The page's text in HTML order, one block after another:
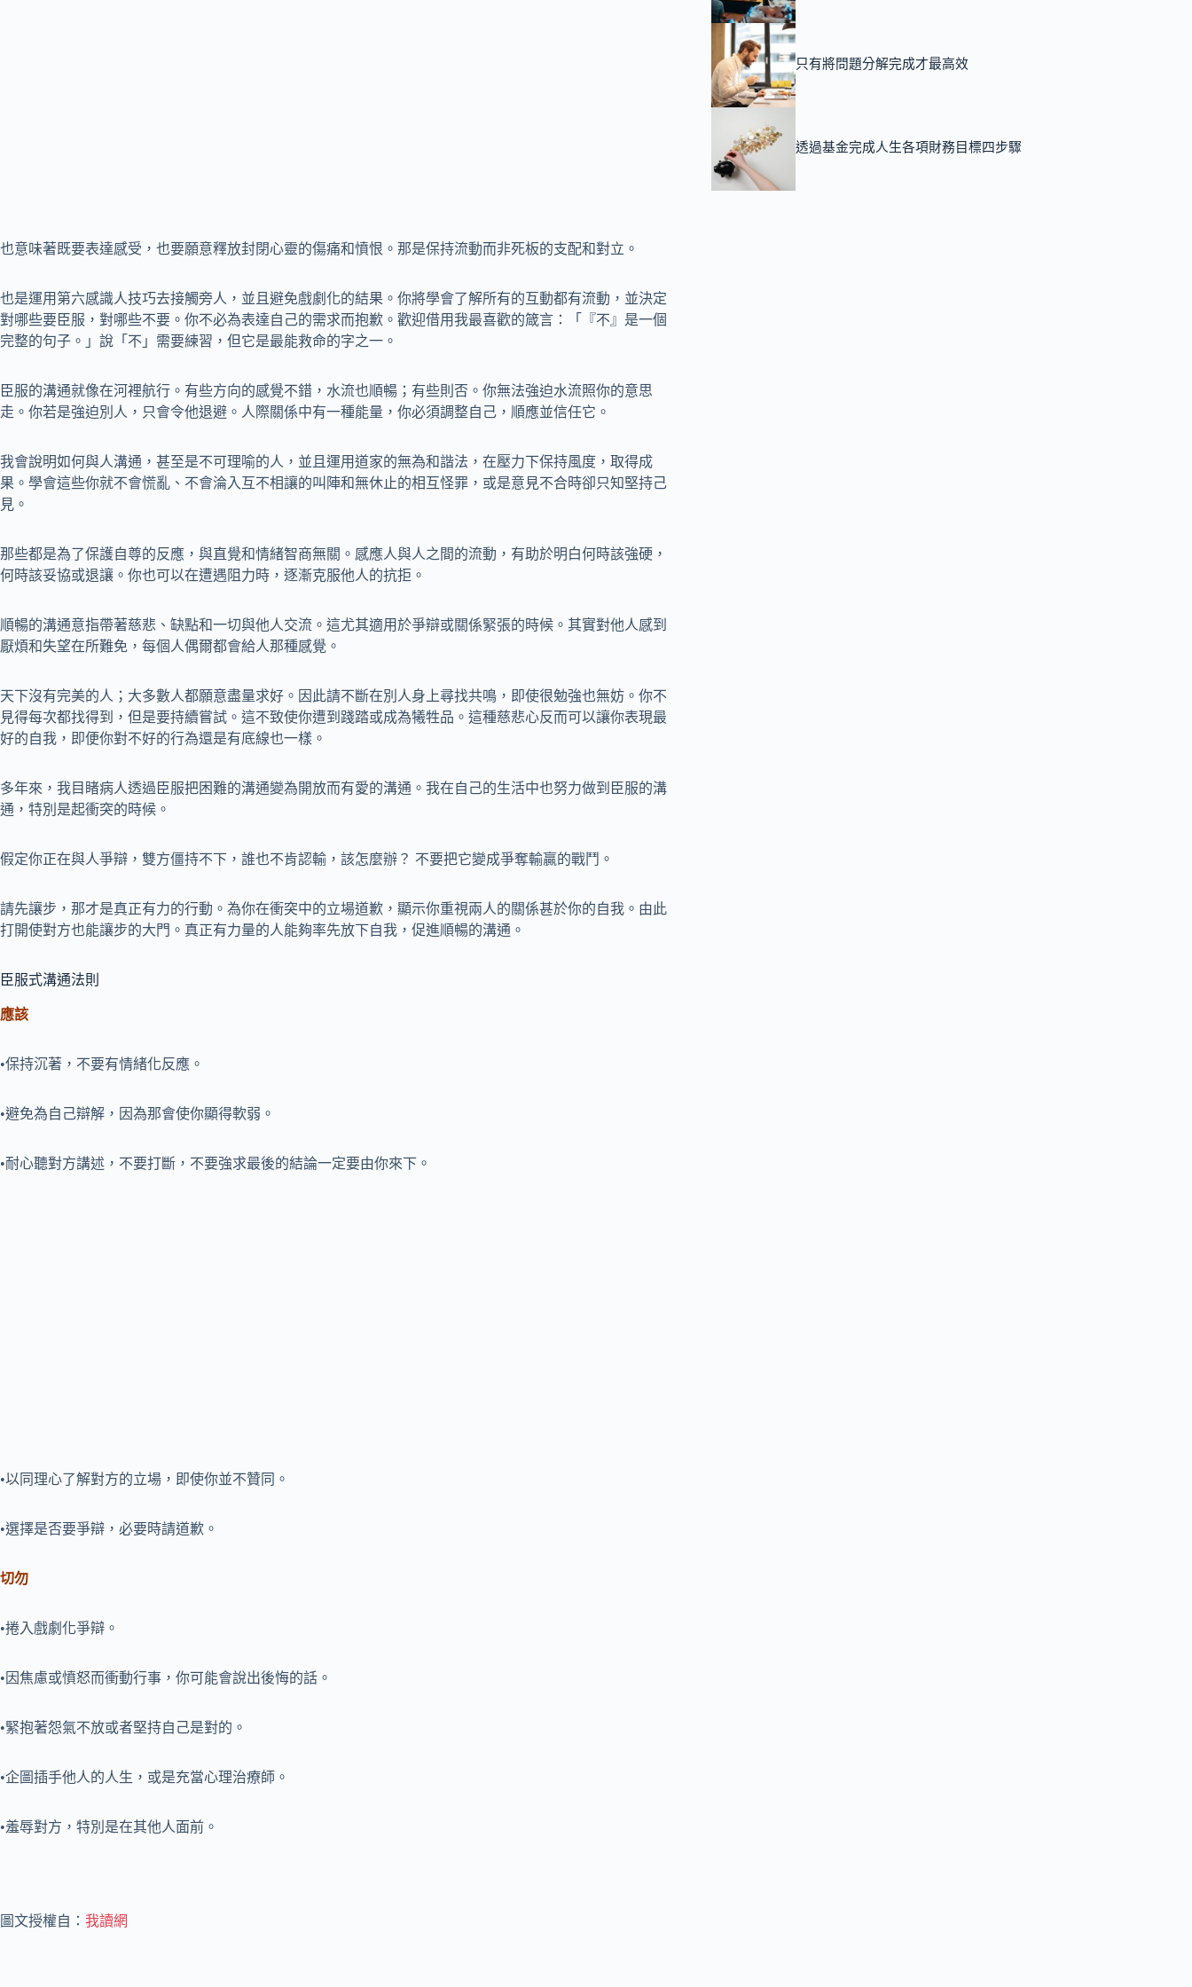
也意味著既要表達感受，也要願意釋放封閉心靈的傷痛和憤恨。那是保持流動而非死板的支配和對立。
也是運用第六感識人技巧去接觸旁人，並且避免戲劇化的結果。你將學會了解所有的互動都有流動，並決定
對哪些要臣服，對哪些不要。你不必為表達自己的需求而抱歉。歡迎借用我最喜歡的箴言：「『不』是一個
完整的句子。」說「不」需要練習，但它是最能救命的字之一。
臣服的溝通就像在河裡航行。有些方向的感覺不錯，水流也順暢；有些則否。你無法強迫水流照你的意思
走。你若是強迫別人，只會令他退避。人際關係中有一種能量，你必須調整自己，順應並信任它。
我會說明如何與人溝通，甚至是不可理喻的人，並且運用道家的無為和諧法，在壓力下保持風度，取得成
果。學會這些你就不會慌亂、不會淪入互不相讓的叫陣和無休止的相互怪罪，或是意見不合時卻只知堅持己
見。
那些都是為了保護自尊的反應，與直覺和情緒智商無關。感應人與人之間的流動，有助於明白何時該強硬，
何時該妥協或退讓。你也可以在遭遇阻力時，逐漸克服他人的抗拒。
順暢的溝通意指帶著慈悲、缺點和一切與他人交流。這尤其適用於爭辯或關係緊張的時候。其實對他人感到
厭煩和失望在所難免，每個人偶爾都會給人那種感覺。
天下沒有完美的人；大多數人都願意盡量求好。因此請不斷在別人身上尋找共鳴，即使很勉強也無妨。你不
見得每次都找得到，但是要持續嘗試。這不致使你遭到踐踏或成為犧牲品。這種慈悲心反而可以讓你表現最
好的自我，即便你對不好的行為還是有底線也一樣。
多年來，我目睹病人透過臣服把困難的溝通變為開放而有愛的溝通。我在自己的生活中也努力做到臣服的溝
通，特別是起衝突的時候。
假定你正在與人爭辯，雙方僵持不下，誰也不肯認輸，該怎麼辦？ 不要把它變成爭奪輸贏的戰鬥。
請先讓步，那才是真正有力的行動。為你在衝突中的立場道歉，顯示你重視兩人的關係甚於你的自我。由此
打開使對方也能讓步的大門。真正有力量的人能夠率先放下自我，促進順暢的溝通。
臣服式溝通法則
應該
•保持沉著，不要有情緒化反應。
•避免為自己辯解，因為那會使你顯得軟弱。
•耐心聽對方講述，不要打斷，不要強求最後的結論一定要由你來下。
•以同理心了解對方的立場，即使你並不贊同。
•選擇是否要爭辯，必要時請道歉。
切勿
•捲入戲劇化爭辯。
•因焦慮或憤怒而衝動行事，你可能會說出後悔的話。
•緊抱著怨氣不放或者堅持自己是對的。
•企圖插手他人的人生，或是充當心理治療師。
•羞辱對方，特別是在其他人面前。
圖文授權自： 我讀網
只有將問題分解完成才最高效
透過基金完成人生各項財務目標四步驟